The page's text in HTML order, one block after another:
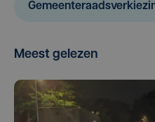
Meest gelezen